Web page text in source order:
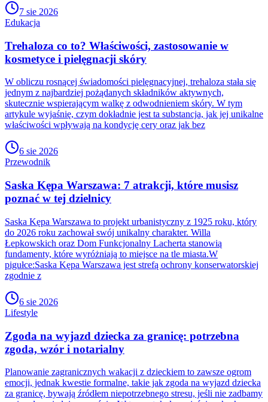
7 sie 2026
Edukacja
Trehaloza co to? Właściwości, zastosowanie w
kosmetyce i pielęgnacji skóry
W obliczu rosnącej świadomości pielęgnacyjnej, trehaloza stała się
jednym z najbardziej pożądanych składników aktywnych,
skutecznie wspierającym walkę z odwodnieniem skóry. W tym
artykule wyjaśnię, czym dokładnie jest ta substancja, jak jej unikalne
właściwości wpływają na kondycję cery oraz jak bez
6 sie 2026
Przewodnik
Saska Kępa Warszawa: 7 atrakcji, które musisz
poznać w tej dzielnicy
Saska Kępa Warszawa to projekt urbanistyczny z 1925 roku, który
do 2026 roku zachował swój unikalny charakter. Willa
Łepkowskich oraz Dom Funkcjonalny Lacherta stanowią
fundamenty, które wyróżniają to miejsce na tle miasta.W
pigułce:Saska Kępa Warszawa jest strefą ochrony konserwatorskiej
zgodnie z
6 sie 2026
Lifestyle
Zgoda na wyjazd dziecka za granicę: potrzebna
zgoda, wzór i notarialny
Planowanie zagranicznych wakacji z dzieckiem to zawsze ogrom
emocji, jednak kwestie formalne, takie jak zgoda na wyjazd dziecka
za granicę, bywają źródłem niepotrzebnego stresu, jeśli nie zadbamy